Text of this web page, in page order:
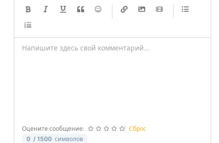
-
-
-
-
-
Оцените сообщение:
Сброс
0 / 1500 символов